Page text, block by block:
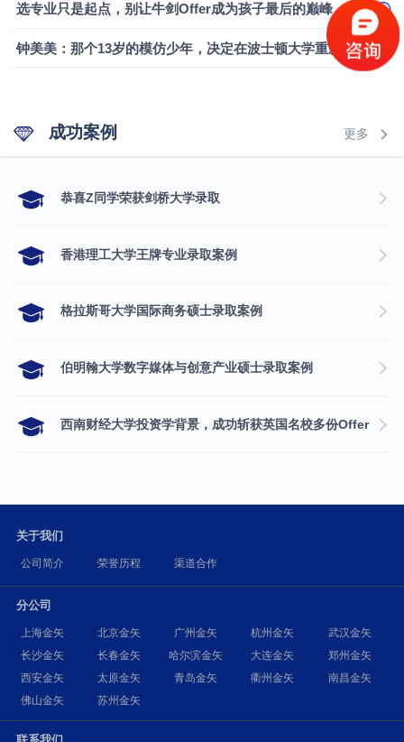
选专业只是起点，别让牛剑Offer成为孩子最后的巅峰
钟美美：那个13岁的模仿少年，决定在波士顿大学重新定义自己
成功案例 更多
​恭喜Z同学荣获剑桥大学录取
香港理工大学王牌专业录取案例
格拉斯哥大学国际商务硕士录取案例
伯明翰大学数字媒体与创意产业硕士录取案例
西南财经大学投资学背景，成功斩获英国名校多份Offer
关于我们
公司简介 荣誉历程 渠道合作
分公司
上海金矢 北京金矢 广州金矢 杭州金矢
武汉金矢
长沙金矢
长春金矢 哈尔滨金矢 大连金矢
郑州金矢
西安金矢
太原金矢 青岛金矢 衢州金矢
南昌金矢
佛山金矢
苏州金矢